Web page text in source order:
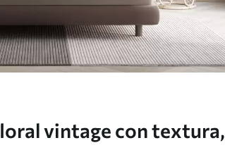
vintage con textura,